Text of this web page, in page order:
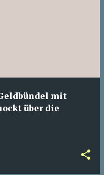
mit
über die